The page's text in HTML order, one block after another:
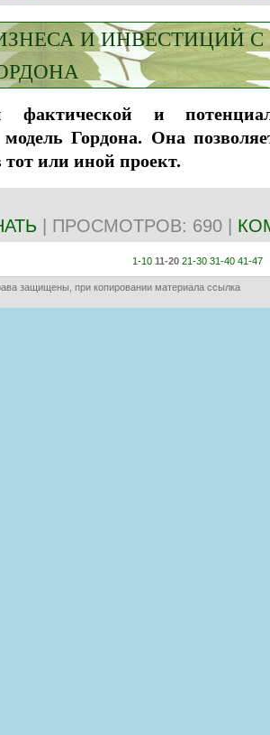
И ИНВЕСТИЦИЙ
и
модель Гордона. Она
или иной проект.
| ПРОСМОТРОВ: 690 |
1-10 11-20 21-30 31-40 41-47
защищены, при копировании материала ссылка